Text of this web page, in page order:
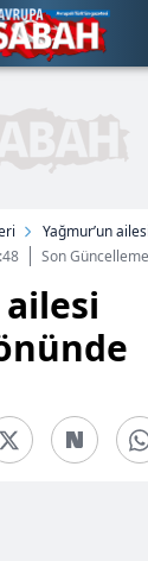
Yağmur’un
Son